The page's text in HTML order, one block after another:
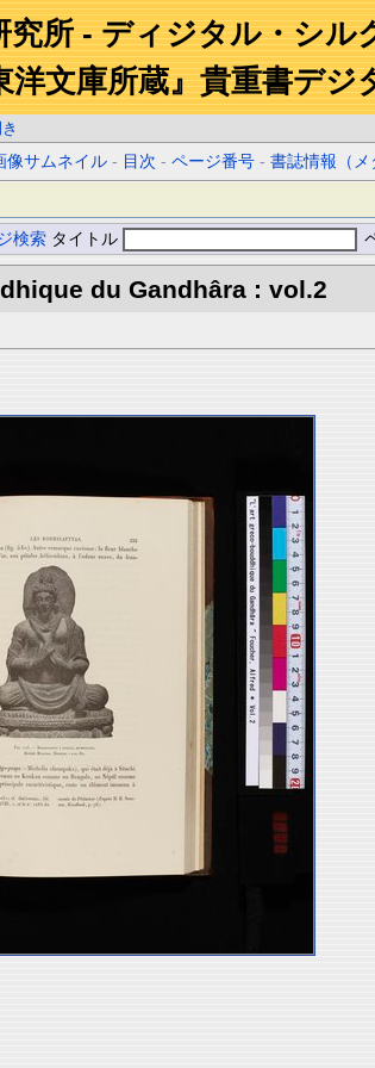
究所 - ディジタル・シル
洋文庫所蔵』貴重書デジ
像サムネイル - 目次 -ページ番号 -書誌情報（メ
検索 タイトル
du Gandhâra : vol.2